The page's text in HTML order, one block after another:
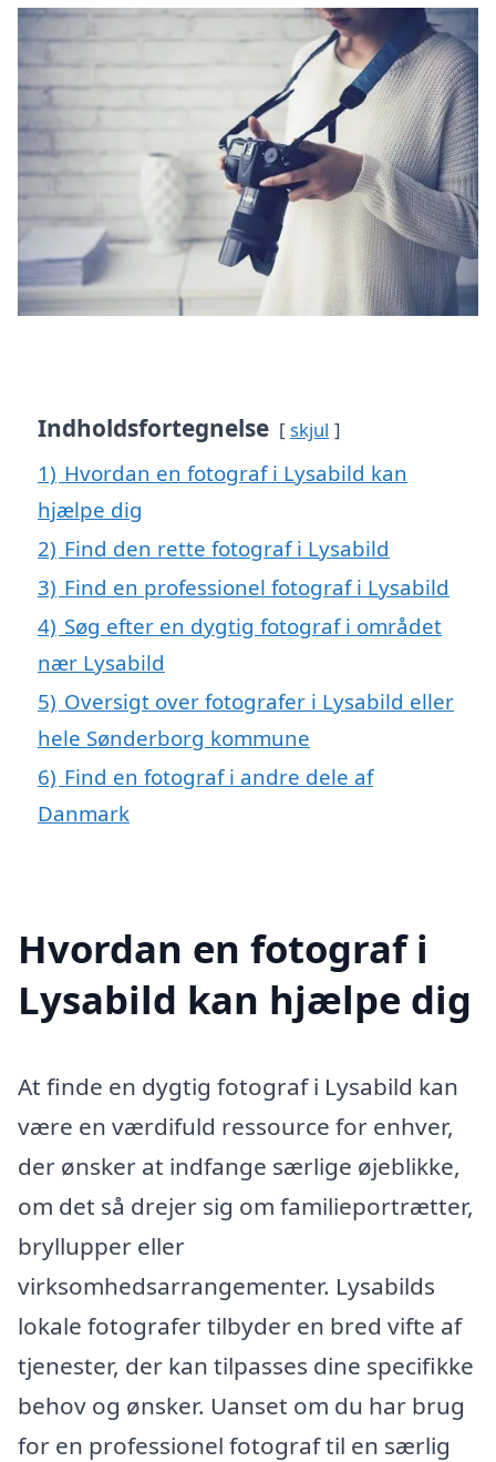
Indholdsfortegnelse skjul
1) Hvordan en fotograf i Lysabild kan
hjælpe dig
2) Find den rette fotograf i Lysabild
3) Find en professionel fotograf i Lysabild
4) Søg efter en dygtig fotograf i området
nær Lysabild
5) Oversigt over fotografer i Lysabild eller
hele Sønderborg kommune
6) Find en fotograf i andre dele af
Danmark
Hvordan en fotograf i
Lysabild kan hjælpe dig
At finde en dygtig fotograf i Lysabild kan
være en værdifuld ressource for enhver,
der ønsker at indfange særlige øjeblikke,
om det så drejer sig om familieportrætter,
bryllupper eller
virksomhedsarrangementer. Lysabilds
lokale fotografer tilbyder en bred vifte af
tjenester, der kan tilpasses dine specifikke
behov og ønsker. Uanset om du har brug
for en professionel fotograf til en særlig